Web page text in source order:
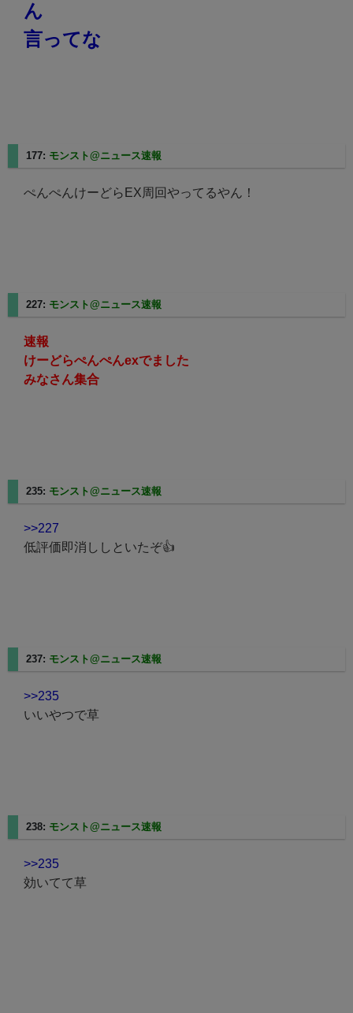
ん
言ってな
177: モンスト@ニュース速報
ぺんぺんけーどらEX周回やってるやん！
227: モンスト@ニュース速報
速報
けーどらぺんぺんexでました
みなさん集合
235: モンスト@ニュース速報
>>227
低評価即消ししといたぞ👍
237: モンスト@ニュース速報
>>235
いいやつで草
238: モンスト@ニュース速報
>>235
効いてて草